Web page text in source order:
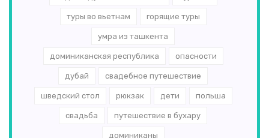
туры во вьетнам горящие туры
умра из ташкента
доминиканская республика опасности
дубай свадебное путешествие
шведский стол рюкзак дети польша
свадьба путешествие в бухару
доминиканы